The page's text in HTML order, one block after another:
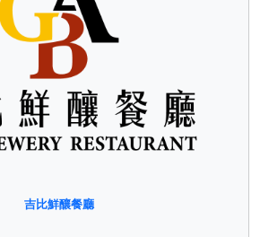
吉比鮮釀餐廳